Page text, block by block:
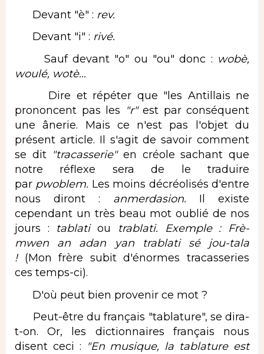
Devant "è" : rev.
Devant "i" : rivé.
Sauf devant "o" ou "ou" donc : wobè,
woulé, wotè...
Dire et répéter que "les Antillais ne
prononcent pas les "r" est par conséquent
une ânerie. Mais ce n'est pas l'objet du
présent article. Il s'agit de savoir comment
se dit "tracasserie"en créole sachant que
notre réflexe sera de le traduire
par pwoblem. Les moins décréolisés d'entre
nous diront : anmerdasion. Il existe
cependant un très beau mot oublié de nos
jours : tablatiou trablati. Exemple : Frè-
mwen an adan yan trablati sé jou-tala
! (Mon frère subit d'énormes tracasseries
ces temps-ci).
D'où peut bien provenir ce mot ?
Peut-être du français "tablature", se dira-
t-on. Or, les dictionnaires français nous
disent ceci : "En musique, la tablature est